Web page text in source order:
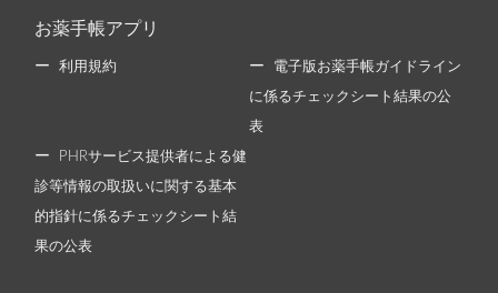
お薬手帳アプリ
利用規約 電子版お薬手帳ガイドライン
に係るチェックシート結果の公
表
PHRサービス提供者による健
診等情報の取扱いに関する基本
的指針に係るチェックシート結
果の公表